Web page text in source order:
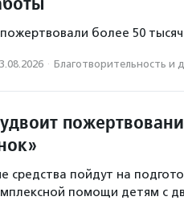
более 50
· Благотвори­тель­ность и
средства пойдут на
помощи детям с